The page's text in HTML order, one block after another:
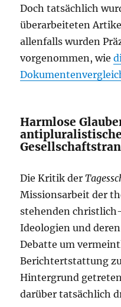
Doch tatsächlich
überarbeiteten
allenfalls wurden
vorgenommen, wie
Harmlose
antipluralistische
Die Kritik der
Missionsarbeit der
stehenden
Ideologien und
Debatte um
Berichtertstattung
Hintergrund
darüber tatsächlich